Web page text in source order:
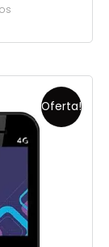
Oferta!